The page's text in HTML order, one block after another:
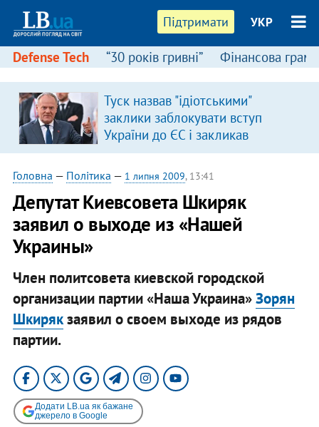
Підтримати УКР
Defense Tech “30 років гривні” Фінансова
Туск назвав "ідіотськими"
заклики заблокувати вступ
України до ЄС і закликав
припинити антиукраїнську
риторику
Головна — Політика — 1 липня 2009, 13:41
Депутат Киевсовета Шкиряк
заявил о выходе из «Нашей
Украины»
Член политсовета киевской городской
организации партии «Наша Украина»Зорян
Шкирякзаявил о своем выходе из рядов
партии.
Додати LB.ua як бажане
джерело в Google